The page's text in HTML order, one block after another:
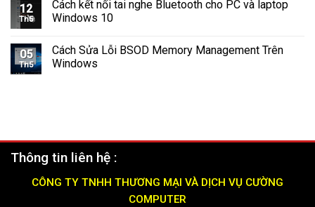
và
12
Th5
Cách kết nối tai nghe Bluetooth cho PC và laptop
Windows 10
05
Th5
Cách Sửa Lỗi BSOD Memory Management Trên
Windows
Thông tin liên hệ :
CÔNG TY TNHH THƯƠNG MẠI VÀ DỊCH VỤ CƯỜNG
COMPUTER